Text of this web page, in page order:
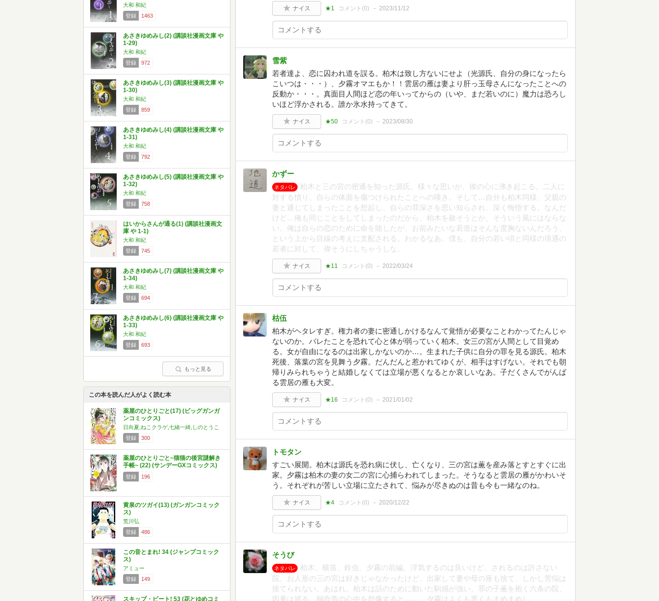
大和 和紀
登録
1463
あさきゆめみし(2) (講談社漫画文庫 や
1-29)
大和 和紀
登録
972
あさきゆめみし(3) (講談社漫画文庫 や
1-30)
大和 和紀
登録
859
あさきゆめみし(4) (講談社漫画文庫 や
1-31)
大和 和紀
登録
792
あさきゆめみし(5) (講談社漫画文庫 や
1-32)
大和 和紀
登録
758
はいからさんが通る(1) (講談社漫画文
庫 や 1-1)
大和 和紀
登録
745
あさきゆめみし(7) (講談社漫画文庫 や
1-34)
大和 和紀
登録
694
あさきゆめみし(6) (講談社漫画文庫 や
1-33)
大和 和紀
登録
693
もっと見る
この本を読んだ人がよく読む本
薬屋のひとりごと(17) (ビッグガンガ
ンコミックス)
日向夏,ねこクラゲ,七緒一綺,しのとうこ
登録
300
薬屋のひとりごと~猫猫の後宮謎解き
手帳~ (22) (サンデーGXコミックス)
登録 196
黄泉のツガイ(13) (ガンガンコミック
ス)
荒川弘
登録
486
この音とまれ! 34 (ジャンプコミック
ス)
アミュー
登録
149
スキップ・ビート! 53 (花とゆめコミ
ナイス ★1 コメント(0) 2023/11/12
雪紫
若者達よ、恋に囚われ道を誤る。柏木は致し方ないにせよ（光源氏、自分の身になったら
こいつは・・・）、夕霧オマエもか！！雲居の雁は妻より肝っ玉母さんになったことへの
反動か・・・。真面目人間ほど恋の年いってからの（いや、まだ若いのに）魔力は恐ろし
いほど浮かされる。誰か氷水持ってきて。
ナイス ★50 コメント(0) 2023/08/30
かずー
ネタバレ
柏木と三の宮の密通を知った源氏。様々な思いが、彼の心に沸き起こる。二人に
対する憤り。自らの体面を傷つけられたことへの嘆き。そして…自分も柏木同様、父親の
妻と通じてしまったことを想起し、自らの罪深さを思い知らされ、深く悔悟する。なんだ
けど…俺も同じことをしてしまったのだから、柏木を赦そうとか、そういう風にはならな
い。俺は自らの恋のために命を賭したが、お前みたいな若造はそんな度胸ないんだろう、
という上から目線の考えに支配される。わかるなあ。僕も、自分の若い頃と同様の境遇の
若者に対して、偉そうにしちゃうしな。
ナイス ★11 コメント(0) 2022/03/24
枯伍
柏木がヘタレすぎ。権力者の妻に密通しかけるなんて覚悟が必要なことわかってたんじゃ
ないのか。バレたことを恐れて心と体が弱っていく柏木。女三の宮が人間として目覚め
る。女が自由になるのは出家しかないのか…。生まれた子供に自分の罪を見る源氏。柏木
死後、落葉の宮を見舞う夕霧。だんだんと惹かれてゆくが、相手はすげない。それでも朝
帰りみられちゃうと結婚しなくては立場が悪くなるとか哀しいなあ。子だくさんでがんば
る雲居の雁も大変。
ナイス ★16 コメント(0) 2021/01/02
トモタン
すごい展開。柏木は源氏を恐れ病に伏し、亡くなり、三の宮は薫を産み落とすとすぐに出
家。夕霧は柏木の妻の女二の宮に心捕らわれてしまった。そうなると雲居の雁がかわいそ
う。それぞれが苦しい立場に立たされて、悩みが尽きぬのは昔も今も一緒なのね。
ナイス ★4 コメント(0) 2020/12/22
そうび
ネタバレ
柏木、横笛、鈴虫、夕霧の前編。浮気するのは良いけど、されるのは許さない
院。お人形の三の宮は好きじゃなかったけど、出家して妻や母の座も捨て、しかし苦悩は
捨てられない。あはれ。柏木は話のために動いた駒感が強い。罪の子薫を抱く六条の院、
因果は巡る。桐壺帝の心中を想像すると……。夕霧はよくも悪くもまめまめし。